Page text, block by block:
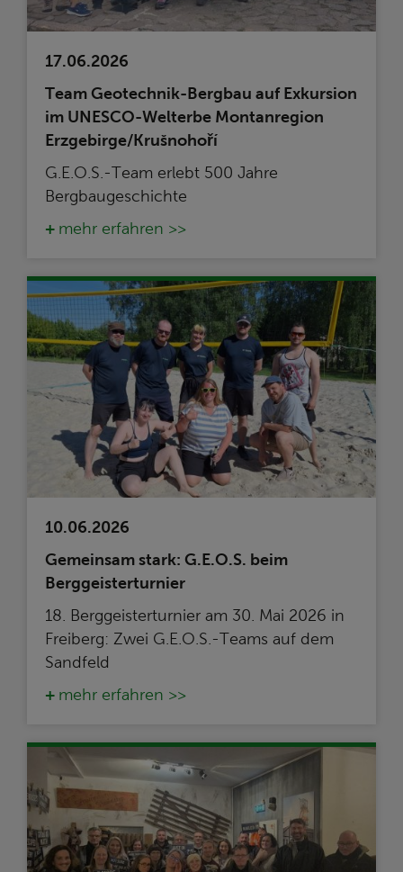
17.06.2026
Team Geotechnik-Bergbau auf Exkursion
im UNESCO-Welterbe Montanregion
Erzgebirge/Krušnohoří
G.E.O.S.-Team erlebt 500 Jahre
Bergbaugeschichte
mehr erfahren >>
10.06.2026
Gemeinsam stark: G.E.O.S. beim
Berggeisterturnier
18. Berggeisterturnier am 30. Mai 2026 in
Freiberg: Zwei G.E.O.S.-Teams auf dem
Sandfeld
mehr erfahren >>